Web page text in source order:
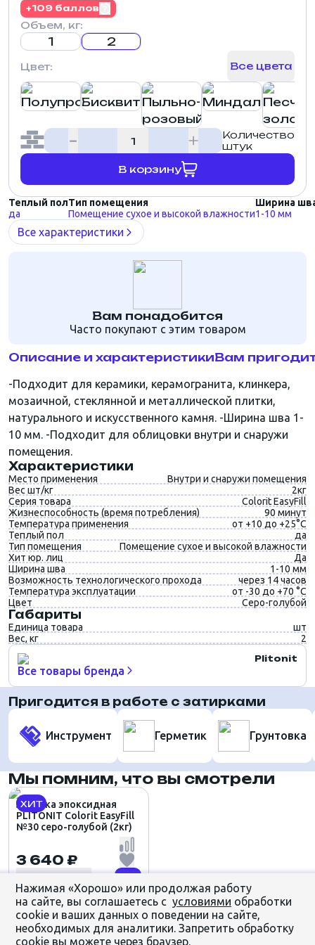
Теплый пол
да
Тип помещения
Помещение сухое и высокой влажности
Ширина
1-10 мм
Все характеристики
Вам понадобится
Часто покупают с этим товаром
+109 баллов
Объем, кг:
1 2
Цвет: Все цвета
Количество
штук
В корзину
Описание и характеристикиВам
-Подходит для керамики, керамогранита, клинкера,
мозаичной, стеклянной и металлической плитки,
натурального и искусственного камня. -Ширина шва 1-
10 мм. -Подходит для облицовки внутри и снаружи
помещения.
Характеристики
Место применения
Внутри и снаружи помещения
Вес шт/кг
2кг
Серия товара
Colorit EasyFill
Жизнеспособность (время потребления)
90 минут
Температура применения
от +10 до +25°C
Теплый пол
да
Тип помещения
Помещение сухое и высокой влажности
Хит юр. лиц
Да
Ширина шва
1-10 мм
Возможность технологического прохода
через 14 часов
Температура эксплуатации
от -30 до +70 °С
Цвет
Серо-голубой
Габариты
Единица товара
шт
Вес, кг
2
Plitonit
Все товары бренда
Пригодится в работе с затирками
Инструмент Герметик Грунтовка
Мы помним, что вы смотрели
ХИТ
Затирка эпоксидная
PLITONIT Colorit EasyFill
№30 серо-голубой (2кг)
3 640 ₽
Нажимая «Хорошо» или продолжая работу
на сайте, вы соглашаетесь с условиями обработки
cookie и ваших данных о поведении на сайте,
необходимых для аналитики. Запретить обработку
cookie вы можете через браузер.